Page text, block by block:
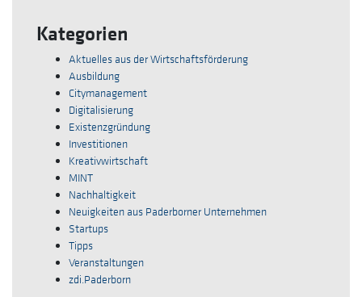
Kategorien
Aktuelles aus der Wirtschaftsförderung
Ausbildung
Citymanagement
Digitalisierung
Existenzgründung
Investitionen
Kreativwirtschaft
MINT
Nachhaltigkeit
Neuigkeiten aus Paderborner Unternehmen
Startups
Tipps
Veranstaltungen
zdi.Paderborn